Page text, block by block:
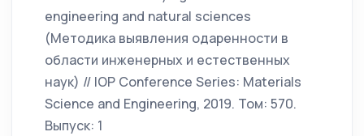
engineering and natural sciences
(Методика выявления одаренности в
области инженерных и естественных
наук) // IOP Conference Series: Materials
Science and Engineering, 2019. Том: 570.
Выпуск: 1